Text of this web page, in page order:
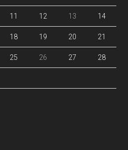
11 12 13 14
18 19 20 21
25 26 27 28